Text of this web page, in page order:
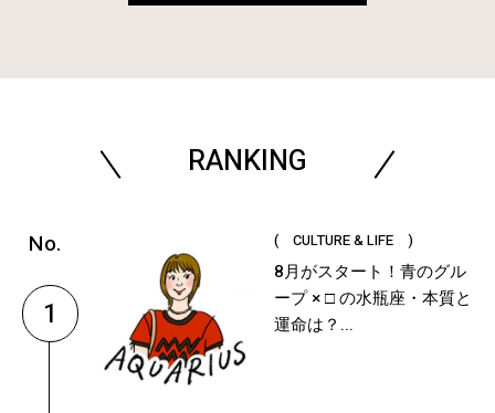
RANKING
1
( CULTURE & LIFE )
8月がスタート！青のグル
ープ × □ の水瓶座・本質と
運命は？...